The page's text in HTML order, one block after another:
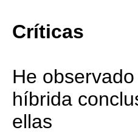
Críticas
He
híbrida
ellas